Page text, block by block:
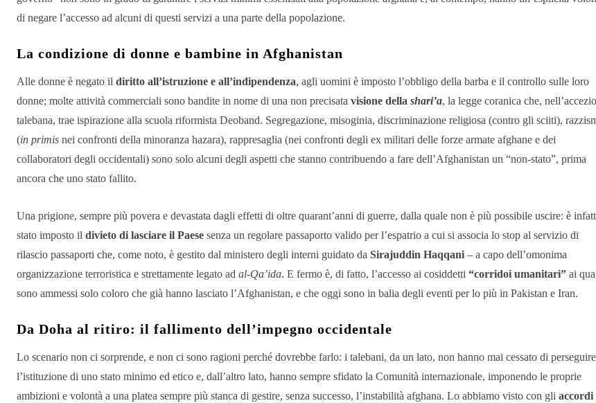
di negare l’accesso ad alcuni di questi servizi a una parte della popolazione.
La condizione di donne e bambine in Afghanistan
Alle donne è negato il diritto all’istruzione e all’indipendenza, agli uomini è imposto l’obbligo della barba e il controllo sulle loro
donne; molte attività commerciali sono bandite in nome di una non precisata visione della shari’a, la legge coranica che,
talebana, trae ispirazione alla scuola riformista Deoband. Segregazione, misoginia, discriminazione religiosa (contro gli sciiti),
(in primis nei confronti della minoranza hazara), rappresaglia (nei confronti degli ex militari delle forze armate afghane e dei
collaboratori degli occidentali) sono solo alcuni degli aspetti che stanno contribuendo a fare dell’Afghanistan un “non-stato”, prima
ancora che uno stato fallito.
Una prigione, sempre più povera e devastata dagli effetti di oltre quarant’anni di guerre, dalla quale non è più possibile uscire: è
stato imposto il divieto di lasciare il Paese senza un regolare passaporto valido per l’espatrio a cui si associa lo stop al servizio di
rilascio passaporti che, come noto, è gestito dal ministero degli interni guidato da Sirajuddin Haqqani – a capo dell’omonima
organizzazione terroristica e strettamente legato ad al-Qa’ida. E fermo è, di fatto, l’accesso ai cosiddetti “corridoi umanitari” ai
sono ammessi solo coloro che già hanno lasciato l’Afghanistan, e che oggi sono in balia degli eventi per lo più in Pakistan e Iran.
Da Doha al ritiro: il fallimento dell’impegno occidentale
Lo scenario non ci sorprende, e non ci sono ragioni perché dovrebbe farlo: i talebani, da un lato, non hanno mai cessato di perseguire
l’istituzione di uno stato minimo ed etico e, dall’altro lato, hanno sempre sfidato la Comunità internazionale, imponendo le proprie
ambizioni e volontà a una platea sempre più stanca di gestire, senza successo, l’instabilità afghana. Lo abbiamo visto con gli accordi